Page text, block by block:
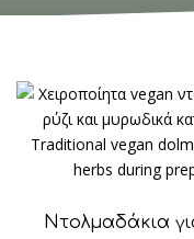
Ντολμαδάκια